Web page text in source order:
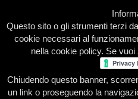
Home Presentazione
Questo sito o gli strumenti terzi
cookie necessari al
nella cookie policy. Se
Chiudendo questo banner,
un link o proseguendo la